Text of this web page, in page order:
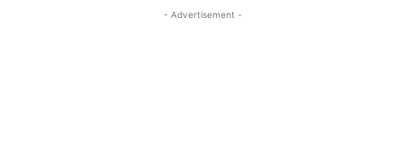
- Advertisement -